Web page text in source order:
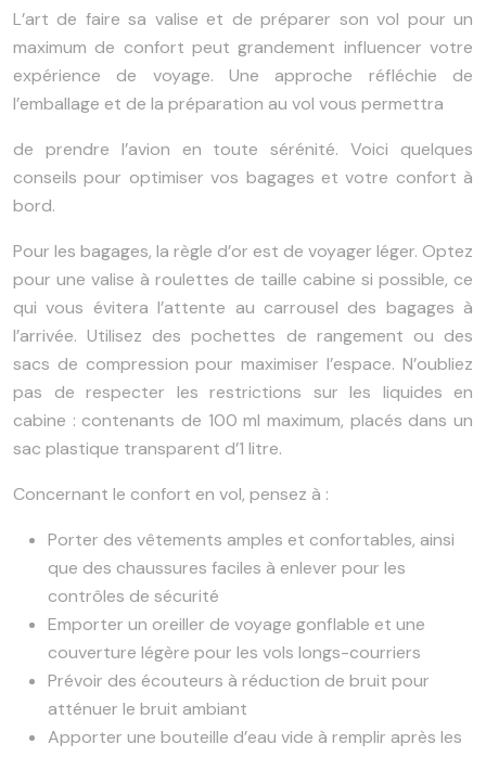
L’art de faire sa valise et de préparer son vol pour un
maximum de confort peut grandement influencer votre
expérience de voyage. Une approche réfléchie de
l’emballage et de la préparation au vol vous permettra
de prendre l’avion en toute sérénité. Voici quelques
conseils pour optimiser vos bagages et votre confort à
bord.
Pour les bagages, la règle d’or est de voyager léger. Optez
pour une valise à roulettes de taille cabine si possible, ce
qui vous évitera l’attente au carrousel des bagages à
l’arrivée. Utilisez des pochettes de rangement ou des
sacs de compression pour maximiser l’espace. N’oubliez
pas de respecter les restrictions sur les liquides en
cabine : contenants de 100 ml maximum, placés dans un
sac plastique transparent d’1 litre.
Concernant le confort en vol, pensez à :
Porter des vêtements amples et confortables, ainsi
que des chaussures faciles à enlever pour les
contrôles de sécurité
Emporter un oreiller de voyage gonflable et une
couverture légère pour les vols longs-courriers
Prévoir des écouteurs à réduction de bruit pour
atténuer le bruit ambiant
Apporter une bouteille d’eau vide à remplir après les